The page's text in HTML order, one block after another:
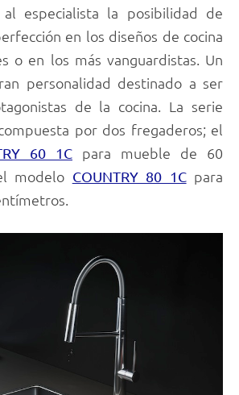
especialista la posibilidad de
en los diseños de cocina
o en los más vanguardistas. Un
personalidad destinado a ser
de la cocina. La serie
por dos fregaderos; el
60 1C para mueble de 60
modelo COUNTRY 80 1Cpara